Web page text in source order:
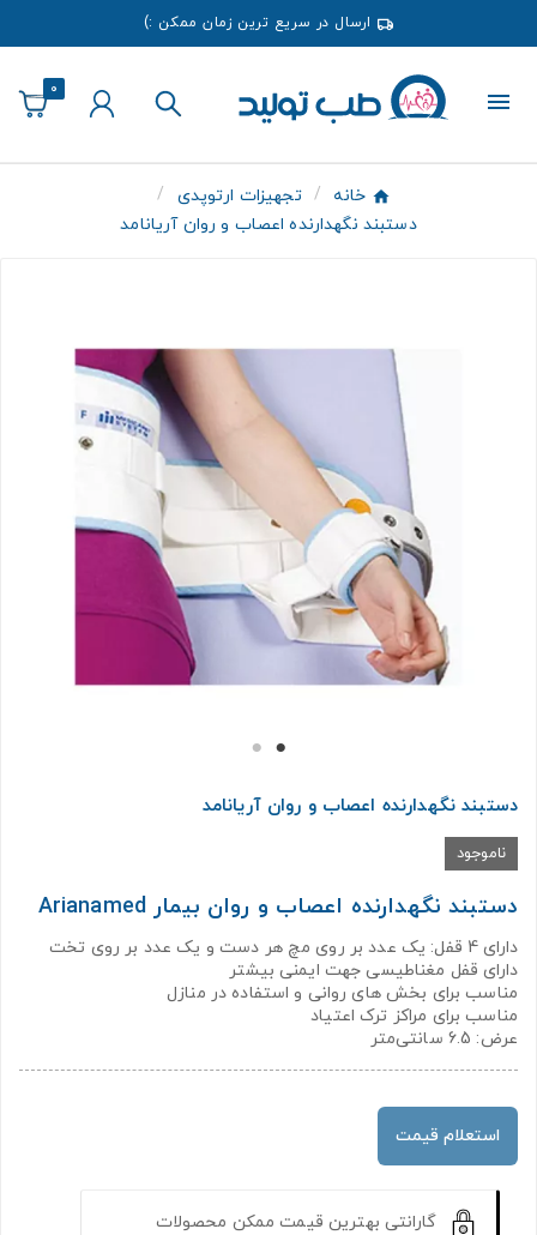
ارسال در سریع ترین زمان ممکن :)
0
خانه
تجهیزات ارتوپدی
دستبند نگهدارنده اعصاب و روان آریانامد
دستبند نگهدارنده اعصاب و روان آریانامد
ناموجود
دستبند نگهدارنده اعصاب و روان بیمار Arianamed
دارای 4 قفل: یک عدد بر روی مچ هر دست و یک عدد بر روی تخت
دارای قفل مغناطیسی جهت ایمنی بیشتر
مناسب برای بخش های روانی و استفاده در منازل
مناسب برای مراکز ترک اعتیاد
عرض: 6.5 سانتی‌متر
استعلام قیمت
گارانتی بهترین قیمت ممکن محصولات